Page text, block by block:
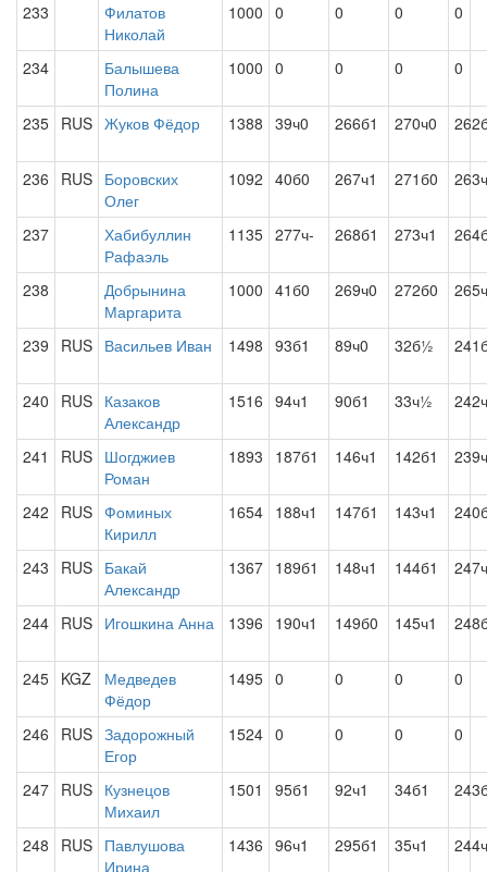
233
Филатов
Николай
1000 0 0 0 0
234
Балышева
Полина
1000 0 0 0 0
235 RUS Жуков Фёдор 1388 39ч0 266б1 270ч0
236 RUS Боровских
Олег
1092 40б0 267ч1 271б0
237
Хабибуллин
Рафаэль
1135 277ч- 268б1 273ч1
238
Добрынина
Маргарита
1000 41б0 269ч0 272б0
239 RUS Васильев Иван 1498 93б1 89ч0 32б½
240 RUS Казаков
Александр
1516 94ч1 90б1 33ч½
241 RUS Шогджиев
Роман
1893 187б1 146ч1 142б1
242 RUS Фоминых
Кирилл
1654 188ч1 147б1 143ч1
243 RUS Бакай
Александр
1367 189б1 148ч1 144б1
244 RUS Игошкина Анна 1396 190ч1 149б0 145ч1
245 KGZ
Медведев
Фёдор
1495 0 0 0 0
246 RUS Задорожный
Егор
1524 0 0 0 0
247 RUS Кузнецов
Михаил
1501 95б1 92ч1 34б1
248 RUS Павлушова
Ирина
1436 96ч1 295б1 35ч1